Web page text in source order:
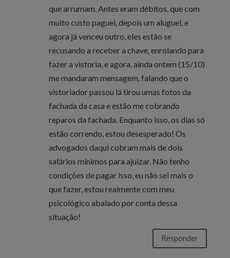
que arrumam. Antes eram débitos, que com
muito custo paguei, depois um aluguel, e
agora já venceu outro, eles estão se
recusando a receber a chave, enrolando para
fazer a vistoria, e agora, ainda ontem (15/10)
me mandaram mensagem, falando que o
vistoriador passou lá tirou umas fotos da
fachada da casa e estão me cobrando
reparos da fachada. Enquanto isso, os dias só
estão correndo, estou desesperado! Os
advogados daqui cobram mais de dois
salários mínimos para ajuizar. Não tenho
condições de pagar isso, eu não sei mais o
que fazer, estou realmente com meu
psicológico abalado por conta dessa
situação!
Responder